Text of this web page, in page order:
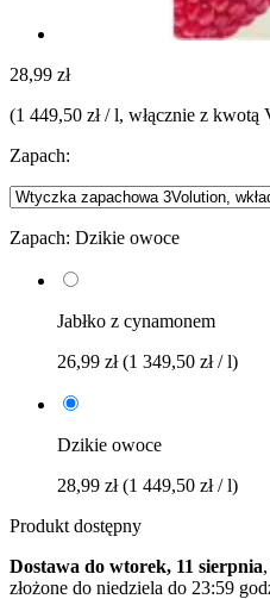
28,99 zł
(1 449,50 zł / l, włącznie z kwotą
Zapach:
Zapach: Dzikie owoce
Jabłko z cynamonem
26,99 zł(1 349,50 zł / l)
Dzikie owoce
28,99 zł(1 449,50 zł / l)
Produkt dostępny
Dostawa do wtorek, 11 sierpnia
złożone do niedziela do 23:59